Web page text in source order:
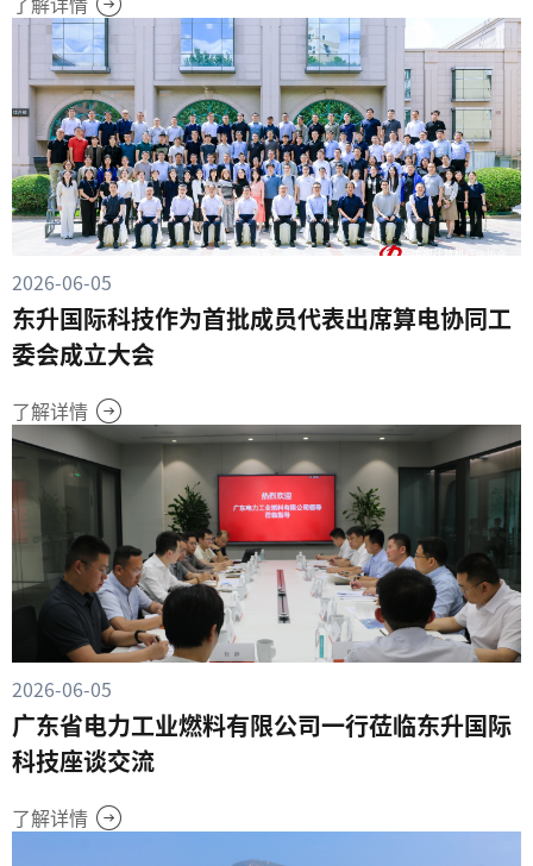
2026-06-05
东升国际科技作为首批成员代表出席算电协同工
委会成立大会
了解详情
2026-06-05
广东省电力工业燃料有限公司一行莅临东升国际
科技座谈交流
了解详情